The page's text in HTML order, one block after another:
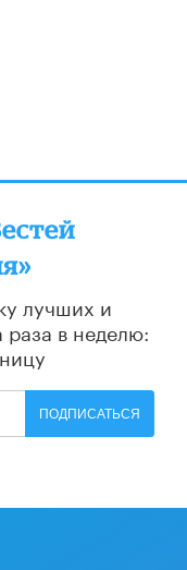
лучших и
раза в неделю:
ПОДПИСАТЬСЯ